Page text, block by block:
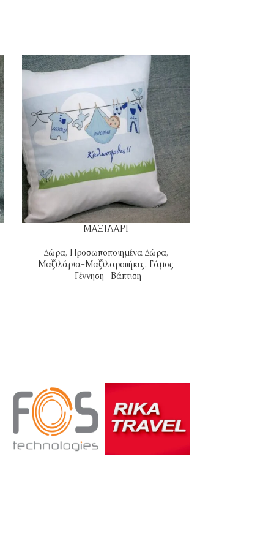
ΜΑΞΙΛΑΡΙ
Δώρα, Προσωποποιημένα Δώρα,
Μαξιλάρια-Μαξιλαροθήκες, Γάμος
-Γέννηση -Βάπτιση